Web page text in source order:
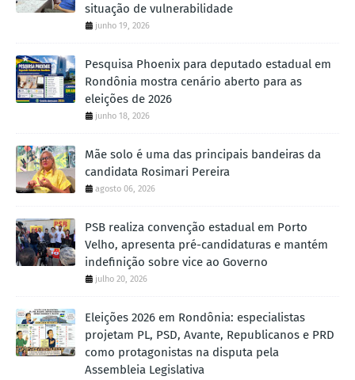
situação de vulnerabilidade
junho 19, 2026
Pesquisa Phoenix para deputado estadual em
Rondônia mostra cenário aberto para as
eleições de 2026
junho 18, 2026
Mãe solo é uma das principais bandeiras da
candidata Rosimari Pereira
agosto 06, 2026
PSB realiza convenção estadual em Porto
Velho, apresenta pré-candidaturas e mantém
indefinição sobre vice ao Governo
julho 20, 2026
Eleições 2026 em Rondônia: especialistas
projetam PL, PSD, Avante, Republicanos e PRD
como protagonistas na disputa pela
Assembleia Legislativa